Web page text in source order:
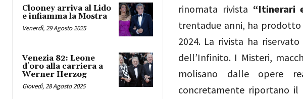
Clooney arriva al Lido
e infiamma la Mostra
Venerdì, 29 Agosto 2025
Venezia 82: Leone
d'oro alla carriera a
Werner Herzog
Giovedì, 28 Agosto 2025
rinomata rivista “Itinerari
trentadue anni, ha
2024. La rivista ha
dell’Infinito. I Misteri,
molisano dalle opere
concretamente riportano